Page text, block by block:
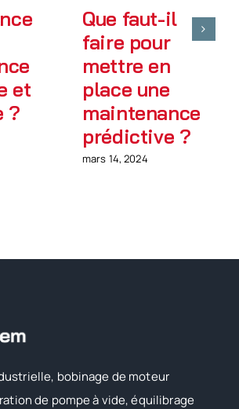
et
?
Que faut-il
faire pour
mettre en
place une
maintenance
prédictive ?
mars 14, 2024
bobinage de moteur
de pompe à vide, équilibrage